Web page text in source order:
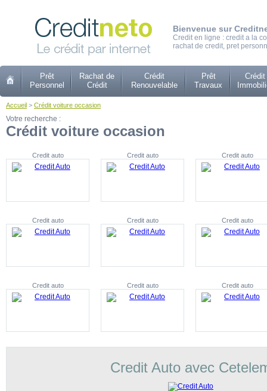
Bienvenue sur
Credit en ligne : credit a la
rachat de credit, pret
Prêt
Personnel
Rachat de
Crédit
Crédit
Renouvelable
Prêt
Travaux
Crédit
Accueil > Crédit voiture occasion
Votre recherche :
Crédit voiture occasion
Credit auto Credit auto Credit auto
Credit auto Credit auto Credit auto
Credit auto Credit auto Credit auto
Credit Auto avec